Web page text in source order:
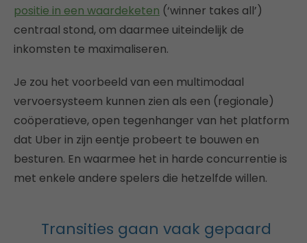
positie in een waardeketen (‘winner takes all’)
centraal stond, om daarmee uiteindelijk de
inkomsten te maximaliseren.
Je zou het voorbeeld van een multimodaal
vervoersysteem kunnen zien als een (regionale)
coöperatieve, open tegenhanger van het platform
dat Uber in zijn eentje probeert te bouwen en
besturen. En waarmee het in harde concurrentie is
met enkele andere spelers die hetzelfde willen.
Transities gaan vaak gepaard